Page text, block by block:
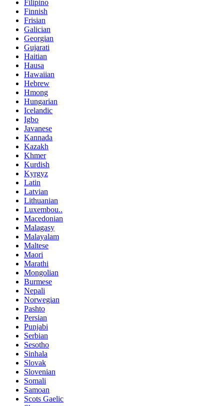
Filipino
Finnish
Frisian
Galician
Georgian
Gujarati
Haitian
Hausa
Hawaiian
Hebrew
Hmong
Hungarian
Icelandic
Igbo
Javanese
Kannada
Kazakh
Khmer
Kurdish
Kyrgyz
Latin
Latvian
Lithuanian
Luxembou..
Macedonian
Malagasy
Malayalam
Maltese
Maori
Marathi
Mongolian
Burmese
Nepali
Norwegian
Pashto
Persian
Punjabi
Serbian
Sesotho
Sinhala
Slovak
Slovenian
Somali
Samoan
Scots Gaelic